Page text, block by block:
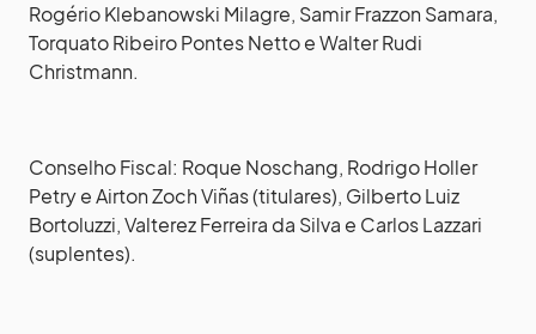
Rogério Klebanowski Milagre, Samir Frazzon Samara,
Torquato Ribeiro Pontes Netto e Walter Rudi
Christmann.
Conselho Fiscal: Roque Noschang, Rodrigo Holler
Petry e Airton Zoch Viñas (titulares), Gilberto Luiz
Bortoluzzi, Valterez Ferreira da Silva e Carlos Lazzari
(suplentes).